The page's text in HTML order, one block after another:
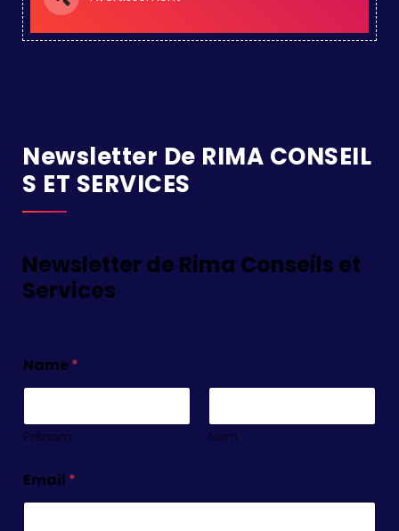
Newsletter De RIMA CONSEIL
S ET SERVICES
Newsletter de Rima Conseils et
Services
Name*
Prénom Nom
Email *